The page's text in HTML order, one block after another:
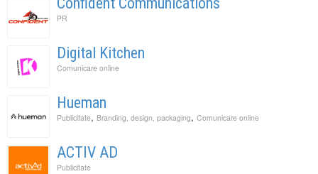
PR
Digital Kitchen
Comunicare online
Hueman
Publicitate, Branding, design, packaging, Comunicare online
ACTIV AD
Publicitate